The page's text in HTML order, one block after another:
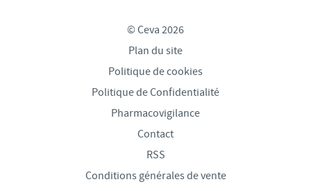
© Ceva 2026
Plan du site
Politique de cookies
Politique de Confidentialité
Pharmacovigilance
Contact
RSS
Conditions générales de vente